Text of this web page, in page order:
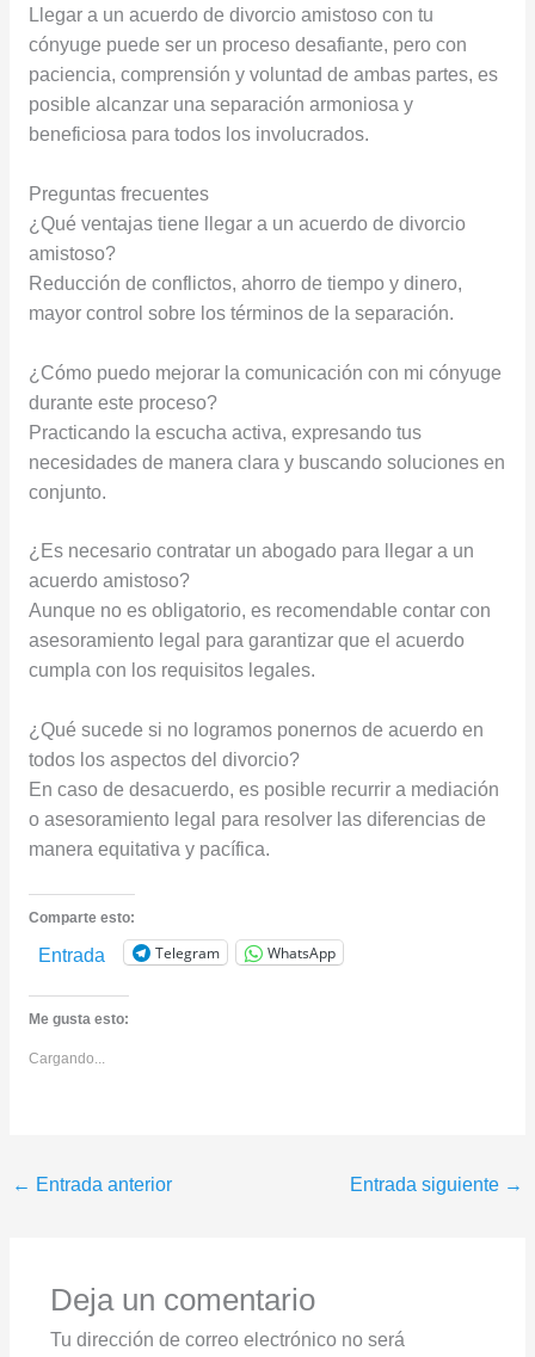
Llegar a un acuerdo de divorcio amistoso con tu
cónyuge puede ser un proceso desafiante, pero con
paciencia, comprensión y voluntad de ambas partes, es
posible alcanzar una separación armoniosa y
beneficiosa para todos los involucrados.
Preguntas frecuentes
¿Qué ventajas tiene llegar a un acuerdo de divorcio
amistoso?
Reducción de conflictos, ahorro de tiempo y dinero,
mayor control sobre los términos de la separación.
¿Cómo puedo mejorar la comunicación con mi cónyuge
durante este proceso?
Practicando la escucha activa, expresando tus
necesidades de manera clara y buscando soluciones en
conjunto.
¿Es necesario contratar un abogado para llegar a un
acuerdo amistoso?
Aunque no es obligatorio, es recomendable contar con
asesoramiento legal para garantizar que el acuerdo
cumpla con los requisitos legales.
¿Qué sucede si no logramos ponernos de acuerdo en
todos los aspectos del divorcio?
En caso de desacuerdo, es posible recurrir a mediación
o asesoramiento legal para resolver las diferencias de
manera equitativa y pacífica.
Comparte esto:
Entrada Telegram WhatsApp
Me gusta esto:
Cargando...
← Entrada anterior Entrada siguiente →
Deja un comentario
Tu dirección de correo electrónico no será